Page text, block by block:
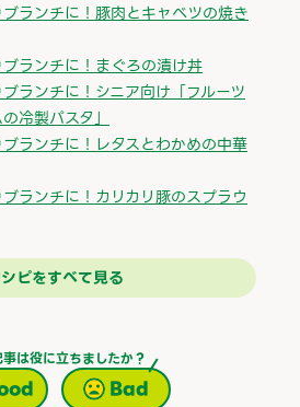
ランチに！豚肉とキャベツの焼き
ランチに！まぐろの漬け丼
ランチに！シニア向け「フルーツ
冷製パスタ」
ランチに！レタスとわかめの中華
ランチに！カリカリ豚のスプラウ
ピをすべて見る
事は役に立ちましたか？
Bad